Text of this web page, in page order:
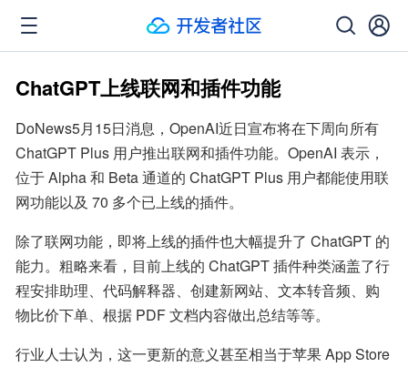
ChatGPT上线联网和插件功能
DoNews5月15日消息，OpenAI近日宣布将在下周向所有
ChatGPT Plus 用户推出联网和插件功能。OpenAI 表示，
位于 Alpha 和 Beta 通道的 ChatGPT Plus 用户都能使用联
网功能以及 70 多个已上线的插件。
除了联网功能，即将上线的插件也大幅提升了 ChatGPT 的
能力。粗略来看，目前上线的 ChatGPT 插件种类涵盖了行
程安排助理、代码解释器、创建新网站、文本转音频、购
物比价下单、根据 PDF 文档内容做出总结等等。
行业人士认为，这一更新的意义甚至相当于苹果 App Store